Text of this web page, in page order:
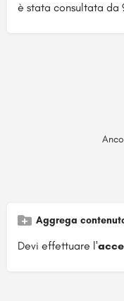
è stata consultata da
Aggrega
Devi effettuare l'